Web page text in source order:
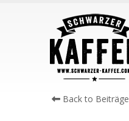
Back to Beiträge